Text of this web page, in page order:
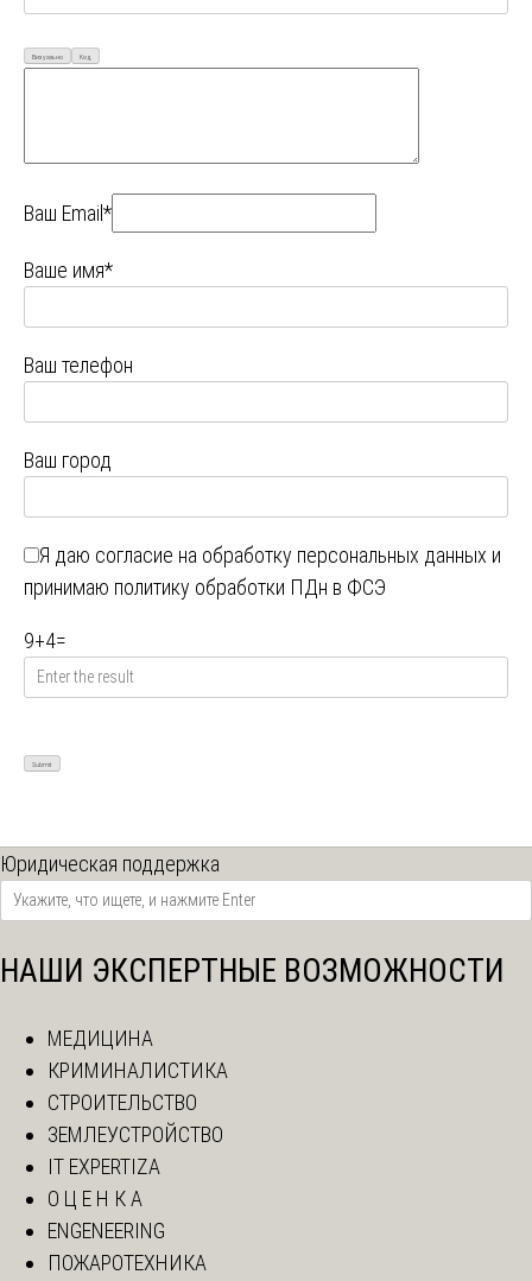
Визуально Код
Ваш Email*
Ваше имя*
Ваш телефон
Ваш город
Я даю согласие на обработку персональных данных и
принимаю политику обработки ПДн в ФСЭ
9+4=
Юридическая поддержка
НАШИ ЭКСПЕРТНЫЕ ВОЗМОЖНОСТИ
МЕДИЦИНА
КРИМИНАЛИСТИКА
СТРОИТЕЛЬСТВО
ЗЕМЛЕУСТРОЙСТВО
IT EXPERTIZA
О Ц Е Н К А
ENGENEERING
ПОЖАРОТЕХНИКА